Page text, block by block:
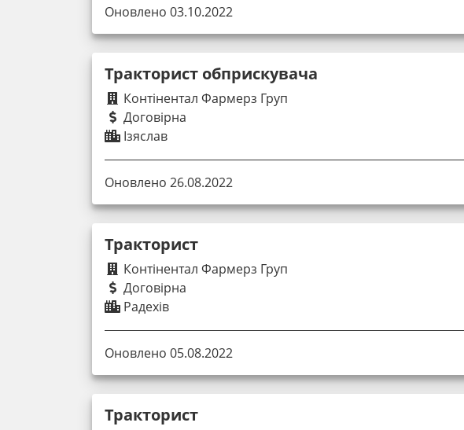
Оновлено 03.10.2022
Тракторист обприскувача
Контінентал Фармерз Груп
Договірна
Ізяслав
Оновлено 26.08.2022
Тракторист
Контінентал Фармерз Груп
Договірна
Радехів
Оновлено 05.08.2022
Тракторист